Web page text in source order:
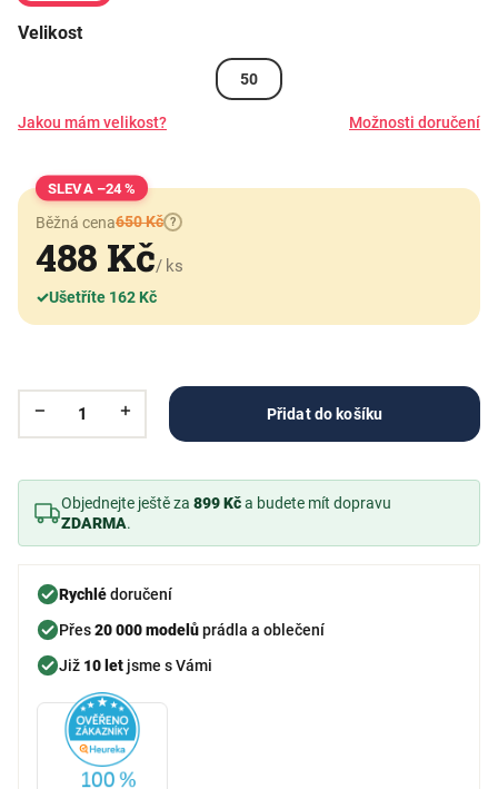
Velikost
50
Jakou mám velikost? Možnosti doručení
–24 %
Běžná cena650 Kč ?
488 Kč/ ks
✓Ušetříte 162 Kč
Přidat do košíku
Objednejte ještě za 899 Kča budete mít dopravu
ZDARMA.
Rychlédoručení
Přes20 000 modelůprádla a oblečení
Již 10 let jsme s Vámi